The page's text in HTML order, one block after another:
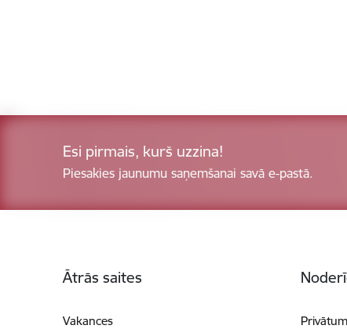
Esi pirmais, kurš uzzina!
Piesakies jaunumu saņemšanai savā e-pastā.
Ātrās saites
Vakances